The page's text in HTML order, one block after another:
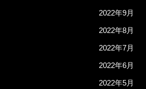
2022年9月
2022年8月
2022年7月
2022年6月
2022年5月